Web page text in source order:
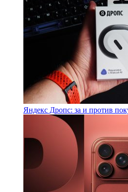
Яндекс Дропс: за и против